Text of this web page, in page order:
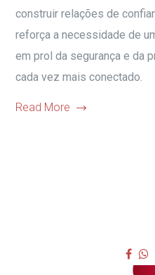
construir relações de
reforça a necessidade de
em prol da segurança e da
cada vez mais conectado.
Read More